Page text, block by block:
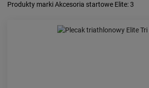
Popularność:
Produkty marki Akcesoria startowe Elite: 3